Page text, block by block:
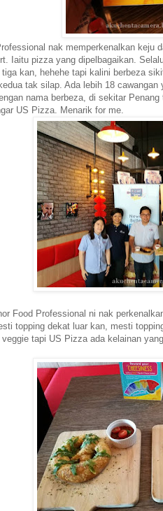
nak memperkenalkan keju
Iaitu pizza yang dipelbagaikan.
kan, hehehe tapi kalini berbeza
tak silap. Ada lebih 18 cawangan
nama berbeza, di sekitar
US Pizza. Menarik for me.
Food Professional ni nak
topping dekat luar kan, mesti
tapi US Pizza ada kelainan